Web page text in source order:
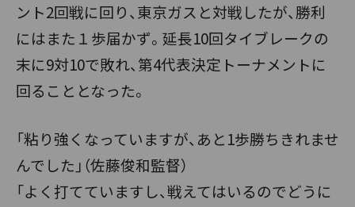
ント2回戦に回り、東京ガスと対戦したが、勝利
にはまた１歩届かず。延長10回タイブレークの
末に9対10で敗れ、第4代表決定トーナメントに
回ることとなった。
「粘り強くなっていますが、あと1歩勝ちきれませ
んでした」（佐藤俊和監督）
「よく打てていますし、戦えてはいるのでどうに